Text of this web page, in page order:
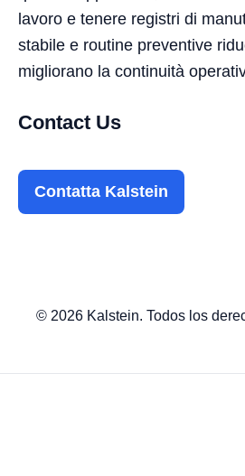
lavoro e tenere registri di
stabile e routine preventive
migliorano la continuità
Contact Us
Contatta Kalstein
© 2026 Kalstein. Todos los